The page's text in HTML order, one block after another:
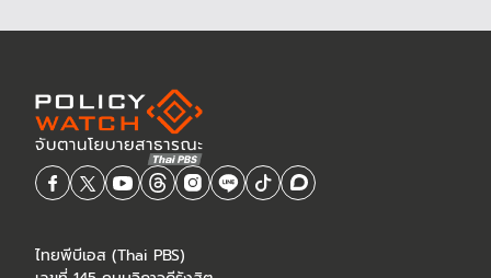
ไทยพีบีเอส (Thai PBS)